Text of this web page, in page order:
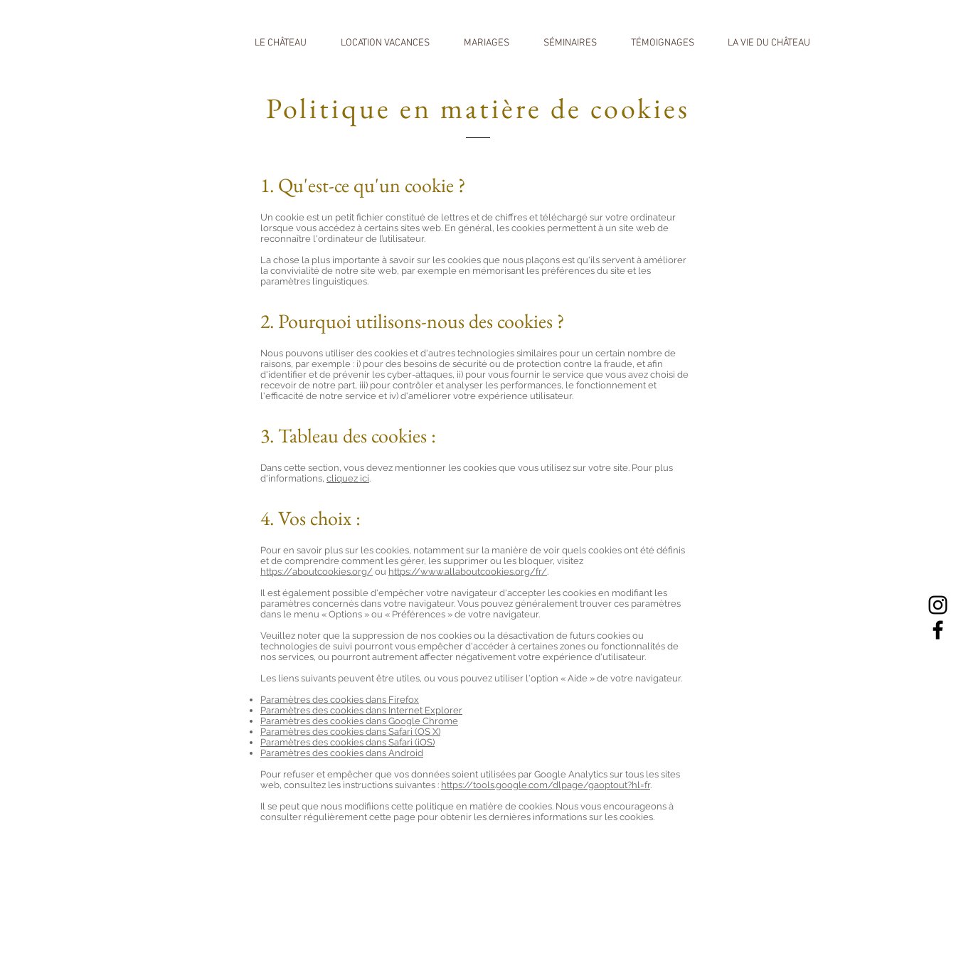
LE CHÂTEAU LOCATION VACANCES MARIAGES SÉMINAIRES TÉMOIGNAGES LA VIE DU CHÂTEAU
Politique en matière de cookies
1. Qu'est-ce qu'un cookie ?
Un cookie est un petit fichier constitué de lettres et de chiffres et téléchargé sur votre ordinateur
lorsque vous accédez à certains sites web. En général, les cookies permettent à un site web de
reconnaître l'ordinateur de l’utilisateur.
La chose la plus importante à savoir sur les cookies que nous plaçons est qu'ils servent à améliorer
la convivialité de notre site web, par exemple en mémorisant les préférences du site et les
paramètres linguistiques.
2. Pourquoi utilisons-nous des cookies ?
Nous pouvons utiliser des cookies et d'autres technologies similaires pour un certain nombre de
raisons, par exemple : i) pour des besoins de sécurité ou de protection contre la fraude, et afin
d'identifier et de prévenir les cyber-attaques, ii) pour vous fournir le service que vous avez choisi de
recevoir de notre part, iii) pour contrôler et analyser les performances, le fonctionnement et
l'efficacité de notre service et iv) d'améliorer votre expérience utilisateur.
3. Tableau des cookies :
Dans cette section, vous devez mentionner les cookies que vous utilisez sur votre site. Pour plus
d'informations, cliquez ici.
4. Vos choix :
Pour en savoir plus sur les cookies, notamment sur la manière de voir quels cookies ont été définis
et de comprendre comment les gérer, les supprimer ou les bloquer, visitez
https://aboutcookies.org/ ou https://www.allaboutcookies.org/fr/.
Il est également possible d'empêcher votre navigateur d'accepter les cookies en modifiant les
paramètres concernés dans votre navigateur. Vous pouvez généralement trouver ces paramètres
dans le menu « Options » ou « Préférences » de votre navigateur.
Veuillez noter que la suppression de nos cookies ou la désactivation de futurs cookies ou
technologies de suivi pourront vous empêcher d'accéder à certaines zones ou fonctionnalités de
nos services, ou pourront autrement affecter négativement votre expérience d'utilisateur.
Les liens suivants peuvent être utiles, ou vous pouvez utiliser l'option « Aide » de votre navigateur.
Paramètres des cookies dans Firefox
Paramètres des cookies dans Internet Explorer
Paramètres des cookies dans Google Chrome
Paramètres des cookies dans Safari (OS X)
Paramètres des cookies dans Safari (iOS)
Paramètres des cookies dans Android
Pour refuser et empêcher que vos données soient utilisées par Google Analytics sur tous les sites
web, consultez les instructions suivantes : https://tools.google.com/dlpage/gaoptout?hl=fr.
Il se peut que nous modifiions cette politique en matière de cookies. Nous vous encourageons à
consulter régulièrement cette page pour obtenir les dernières informations sur les cookies.